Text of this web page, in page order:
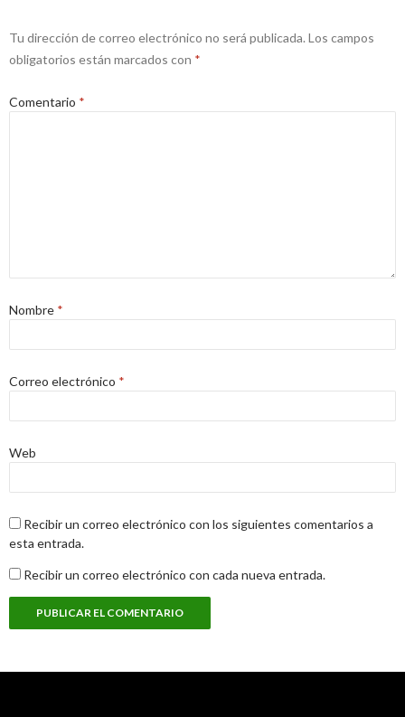
Tu dirección de correo electrónico no será publicada. Los campos
obligatorios están marcados con *
Comentario *
Nombre *
Correo electrónico *
Web
Recibir un correo electrónico con los siguientes comentarios a
esta entrada.
Recibir un correo electrónico con cada nueva entrada.